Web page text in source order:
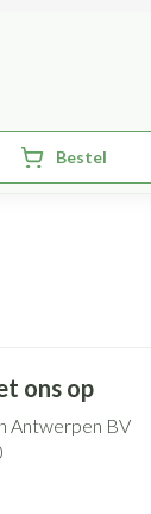
Bestel
ons op
Antwerpen BV